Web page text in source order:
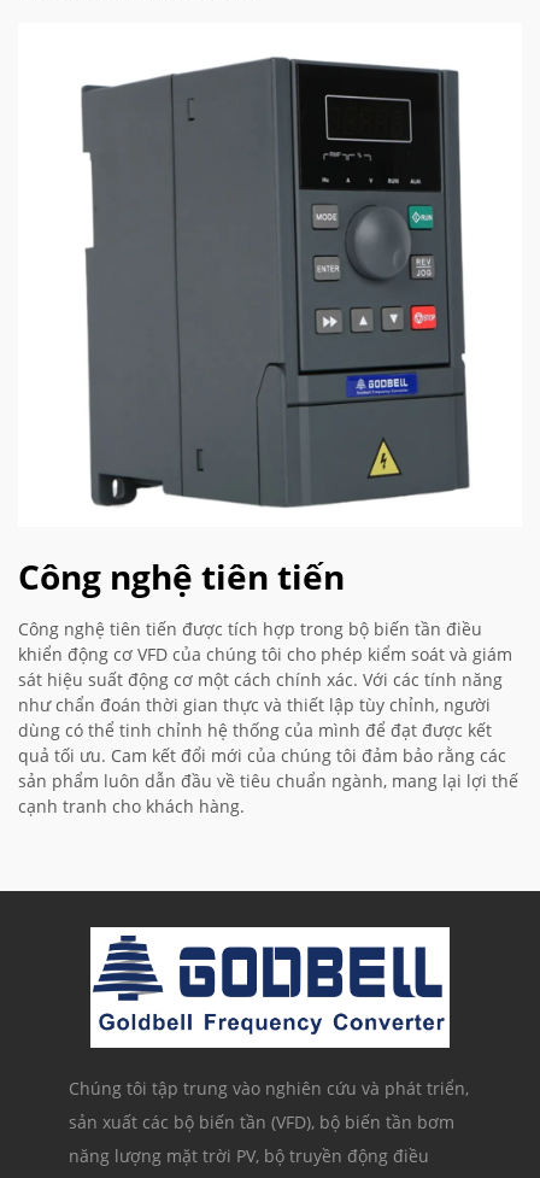
Công nghệ tiên tiến
Công nghệ tiên tiến được tích hợp trong bộ biến tần điều
khiển động cơ VFD của chúng tôi cho phép kiểm soát và giám
sát hiệu suất động cơ một cách chính xác. Với các tính năng
như chẩn đoán thời gian thực và thiết lập tùy chỉnh, người
dùng có thể tinh chỉnh hệ thống của mình để đạt được kết
quả tối ưu. Cam kết đổi mới của chúng tôi đảm bảo rằng các
sản phẩm luôn dẫn đầu về tiêu chuẩn ngành, mang lại lợi thế
cạnh tranh cho khách hàng.
Chúng tôi tập trung vào nghiên cứu và phát triển,
sản xuất các bộ biến tần (VFD), bộ biến tần bơm
năng lượng mặt trời PV, bộ truyền động điều